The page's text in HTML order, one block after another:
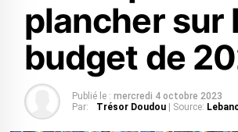
plancher sur
budget de
Publié le : mercredi 4 octobre 2023
Par:
Trésor Doudou | Source: